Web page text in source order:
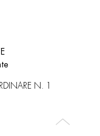
N. 1